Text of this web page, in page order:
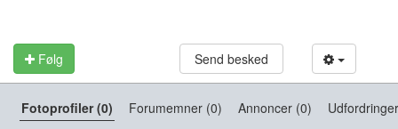
Følg Send besked
Fotoprofiler (0) Forumemner (0) Annoncer (0)